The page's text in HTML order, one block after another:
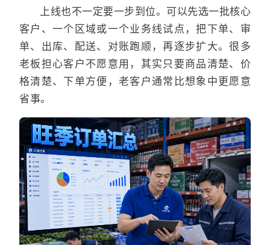
上线也不一定要一步到位。可以先选一批核心
客户、一个区域或一个业务线试点，把下单、审
单、出库、配送、对账跑顺，再逐步扩大。很多
老板担心客户不愿意用，其实只要商品清楚、价
格清楚、下单方便，老客户通常比想象中更愿意
省事。